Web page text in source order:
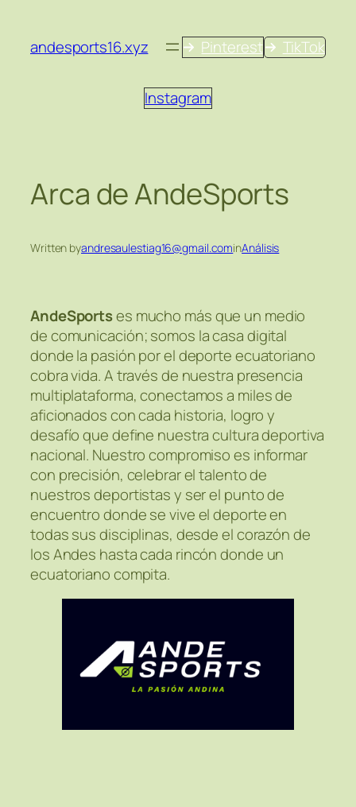
contenido
andesports16.xyz Pinterest TikTok
Instagram
Arca de AndeSports
Written byandresaulestiag16@gmail.cominAnálisis
AndeSportses mucho más que un medio
de comunicación; somos la casa digital
donde la pasión por el deporte ecuatoriano
cobra vida. A través de nuestra presencia
multiplataforma, conectamos a miles de
aficionados con cada historia, logro y
desafío que define nuestra cultura deportiva
nacional. Nuestro compromiso es informar
con precisión, celebrar el talento de
nuestros deportistas y ser el punto de
encuentro donde se vive el deporte en
todas sus disciplinas, desde el corazón de
los Andes hasta cada rincón donde un
ecuatoriano compita.